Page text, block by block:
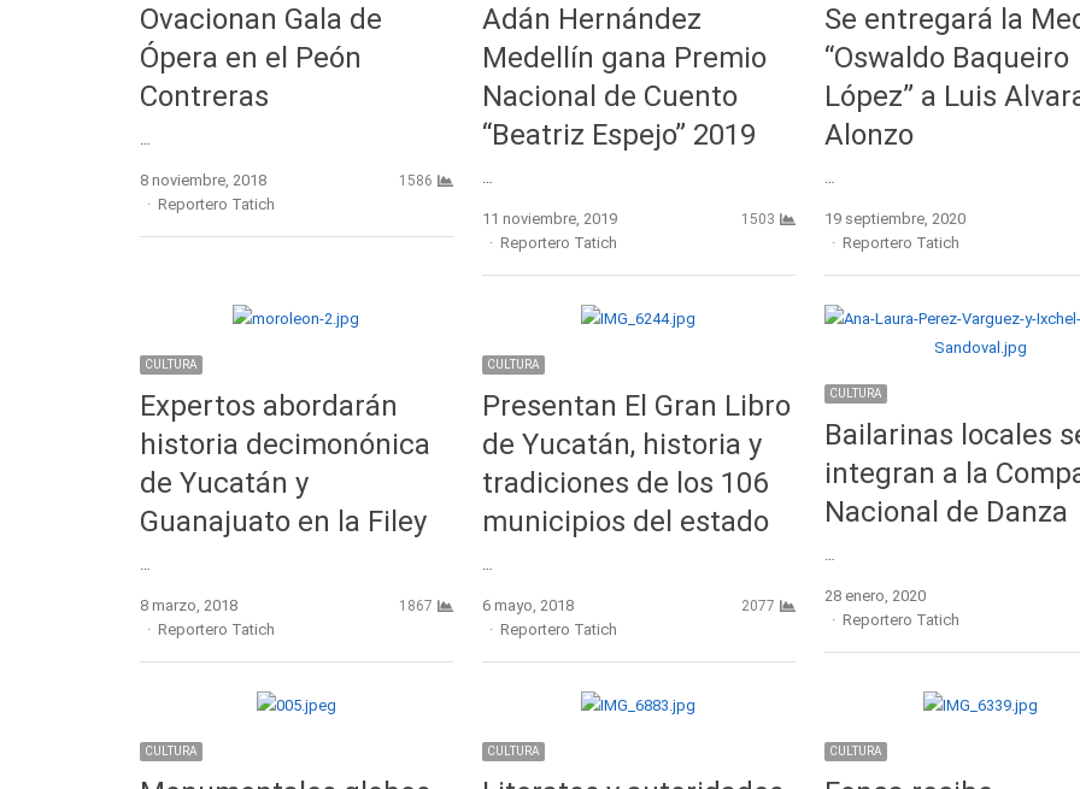
Ovacionan Gala de
Ópera en el Peón
Contreras
8 noviembre, 2018
Author
Reportero Tatich
1586
Adán Hernández
Medellín gana Premio
Nacional de Cuento
“Beatriz Espejo” 2019
11 noviembre, 2019
Author
Reportero Tatich
1503
Se entregará la
“Oswaldo Baqueiro
López” a Luis
Alonzo
19 septiembre, 2020
Author
Reportero Tatich
CULTURA
Expertos abordarán
historia decimonónica
de Yucatán y
Guanajuato en la Filey
8 marzo, 2018
Author
Reportero Tatich
1867
CULTURA
Presentan El Gran Libro
de Yucatán, historia y
tradiciones de los 106
municipios del estado
6 mayo, 2018
Author
Reportero Tatich
2077
CULTURA
Bailarinas locales
integran a la
Nacional de Danza
28 enero, 2020
Author
Reportero Tatich
CULTURA CULTURA CULTURA